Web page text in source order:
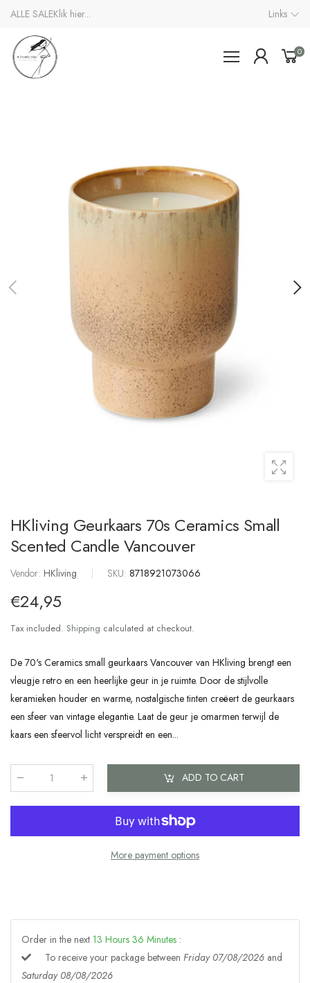
ALLE SALEKlik hier... Links
0
HKliving Geurkaars 70s Ceramics Small
Scented Candle Vancouver
Vendor: HKliving | SKU: 8718921073066
€24,95
Tax included. Shipping calculated at checkout.
De 70's Ceramics small geurkaars Vancouver van HKliving brengt een
vleugje retro en een heerlijke geur in je ruimte. Door de stijlvolle
keramieken houder en warme, nostalgische tinten creëert de geurkaars
een sfeer van vintage elegantie. Laat de geur je omarmen terwijl de
kaars een sfeervol licht verspreidt en een...
ADD TO CART
More payment options
Order in the next 13 Hours 36 Minutes :
To receive your package between Friday 07/08/2026 and
Saturday 08/08/2026